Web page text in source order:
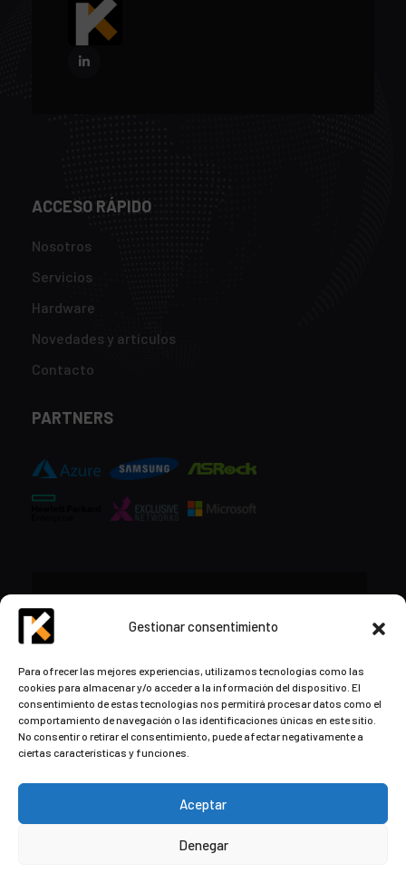
Gestionar consentimiento
Para ofrecer las mejores experiencias, utilizamos tecnologías como las
cookies para almacenar y/o acceder a la información del dispositivo. El
consentimiento de estas tecnologías nos permitirá procesar datos como el
comportamiento de navegación o las identificaciones únicas en este sitio.
No consentir o retirar el consentimiento, puede afectar negativamente a
ciertas características y funciones.
Aceptar
Denegar
ACCESO RÁPIDO
Nosotros
Servicios
Hardware
Novedades y artículos
Contacto
PARTNERS
contacto@kds.cloud
www.kds.cloud
Plaza Libertad 8Entreplanta, Oficina
3,31004 Pamplona,
by Kaizen Development Solutions ·